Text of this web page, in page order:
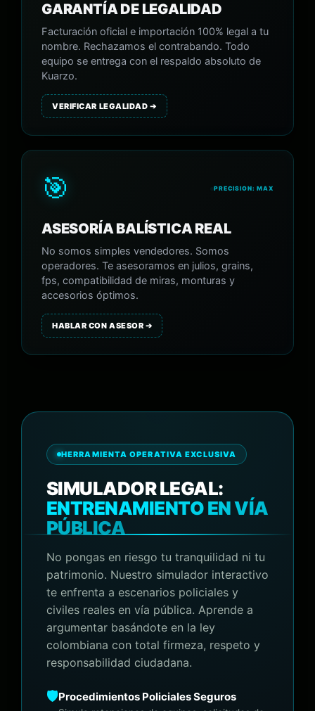
GARANTÍA DE LEGALIDAD
Facturación oficial e importación 100% legal a tu
nombre. Rechazamos el contrabando. Todo
equipo se entrega con el respaldo absoluto de
Kuarzo.
VERIFICAR LEGALIDAD ➔
🎯 PRECISION: MAX
ASESORÍA BALÍSTICA REAL
No somos simples vendedores. Somos
operadores. Te asesoramos en julios, grains,
fps, compatibilidad de miras, monturas y
accesorios óptimos.
HABLAR CON ASESOR ➔
HERRAMIENTA OPERATIVA EXCLUSIVA
SIMULADOR LEGAL:
ENTRENAMIENTO EN VÍA
PÚBLICA
No pongas en riesgo tu tranquilidad ni tu
patrimonio. Nuestro simulador interactivo
te enfrenta a escenarios policiales y
civiles reales en vía pública. Aprende a
argumentar basándote en la ley
colombiana con total firmeza, respeto y
responsabilidad ciudadana.
🛡️Procedimientos Policiales Seguros